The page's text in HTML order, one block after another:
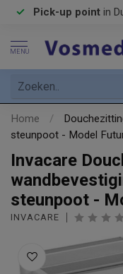
Pick-up point in
MENU
Home /
steunpoot - Model
Invacare
steunpoot -
INVACARE